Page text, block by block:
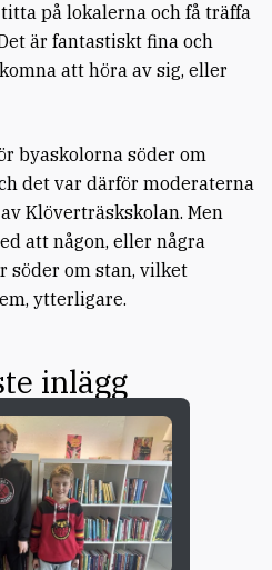
på lokalerna och få träffa
är fantastiskt fina och
att höra av sig, eller
byaskolorna söder om
det var därför moderaterna
Klöverträskskolan. Men
att någon, eller några
söder om stan, vilket
ytterligare.
inlägg